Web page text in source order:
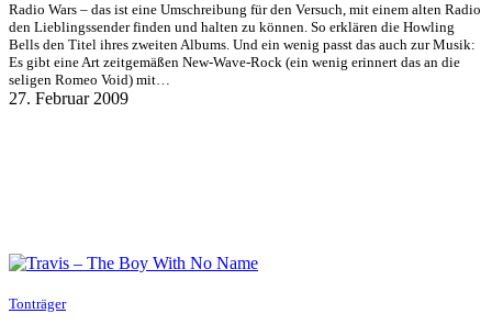
Radio Wars – das ist eine Umschreibung für den Versuch, mit einem alten Radio
den Lieblingssender finden und halten zu können. So erklären die Howling
Bells den Titel ihres zweiten Albums. Und ein wenig passt das auch zur Musik:
Es gibt eine Art zeitgemäßen New-Wave-Rock (ein wenig erinnert das an die
seligen Romeo Void) mit…
27. Februar 2009
Tonträger